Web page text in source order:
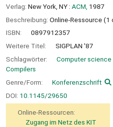
Verlag: New York, NY : ACM, 1987
Beschreibung: Online-Ressource
ISBN:
0897912357
Weitere Titel:
SIGPLAN '87
Schlagwörter:
Computer science
Compilers
Genre/Form:
Konferenzschrift
DOI: 10.1145/29650
Online-Ressourcen:
Zugang im Netz des KIT